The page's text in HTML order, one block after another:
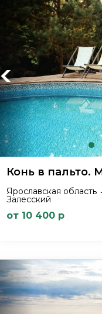
Previous
Конь в пальто.
Ярославская
Залесский
от 10 400 р